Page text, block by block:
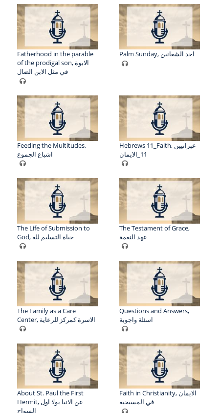
Fatherhood in the parable
of the prodigal son, الابوة
في مثل الابن الضال
Palm Sunday, احد الشعانين
Feeding the Multitudes,
اشباع الجموع
Hebrews 11_Faith, عبرانيين
11_الايمان
The Life of Submission to
God, حياة التسليم لله
The Testament of Grace,
عهد النعمة
The Family as a Care
Center, الاسرة كمركز للرعاية
Questions and Answers,
اسئلة واجوبة
About St. Paul the First
Hermit, عن الانبا بولا اول
السواح
Faith in Christianity, الايمان
في المسيحية